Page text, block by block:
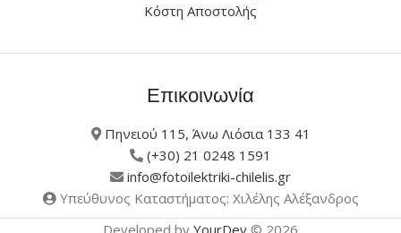
Κόστη Αποστολής
Επικοινωνία
Πηνειού 115, Άνω Λιόσια 133 41
(+30) 21 0248 1591
info@fotoilektriki-chilelis.gr
Υπεύθυνος Καταστήματος: Χιλέλης Αλέξανδρος